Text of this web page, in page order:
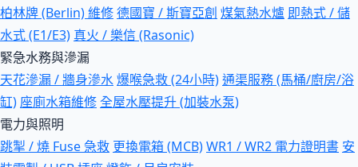
柏林牌 (Berlin) 維修德國寶 / 斯寶亞創 煤氣熱水爐 即熱式 / 儲
水式 (E1/E3) 真火 / 樂信 (Rasonic)
緊急水務與滲漏
天花滲漏 / 牆身滲水爆喉急救 (24小時)通渠服務 (馬桶/廚房/浴
缸) 座廁水箱維修全屋水壓提升 (加裝水泵)
電力與照明
跳掣 / 燒 Fuse 急救 更換電箱 (MCB)WR1 / WR2 電力證明書 安